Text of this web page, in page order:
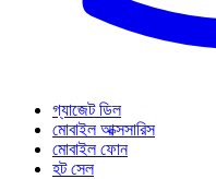
গ্যাজেট ডিল
মোবাইল আক্সসারিস
মোবাইল ফোন
হট সেল